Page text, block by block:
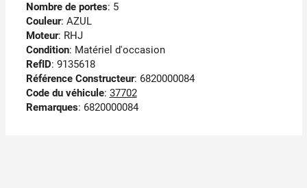
Nombre de portes: 5
Couleur: AZUL
Moteur: RHJ
Condition: Matériel d'occasion
RefID: 9135618
Référence Constructeur: 6820000084
Code du véhicule: 37702
Remarques: 6820000084